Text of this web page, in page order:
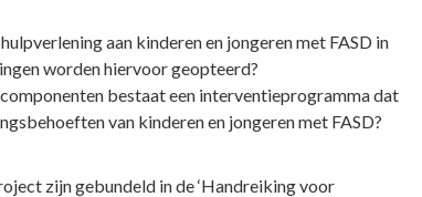
aan kinderen en jongeren met FASD in
worden hiervoor geopteerd?
bestaat een interventieprogramma dat
van kinderen en jongeren met FASD?
zijn gebundeld in de ‘Handreiking voor